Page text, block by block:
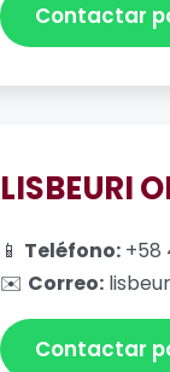
Contactar
LISBEURI
📱 Teléfono: +58
✉️ Correo:
Contactar